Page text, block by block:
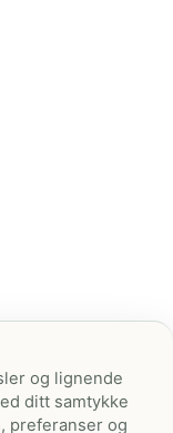
og lignende
ditt samtykke
preferanser og